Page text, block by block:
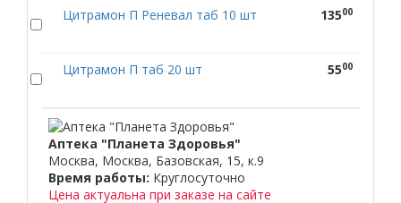
Цитрамон П Реневал таб 10 шт 13500
Цитрамон П таб 20 шт 5500
Аптека "Планета Здоровья"
Москва, Москва, Базовская, 15, к.9
Время работы: Круглосуточно
Цена актуальна при заказе на сайте